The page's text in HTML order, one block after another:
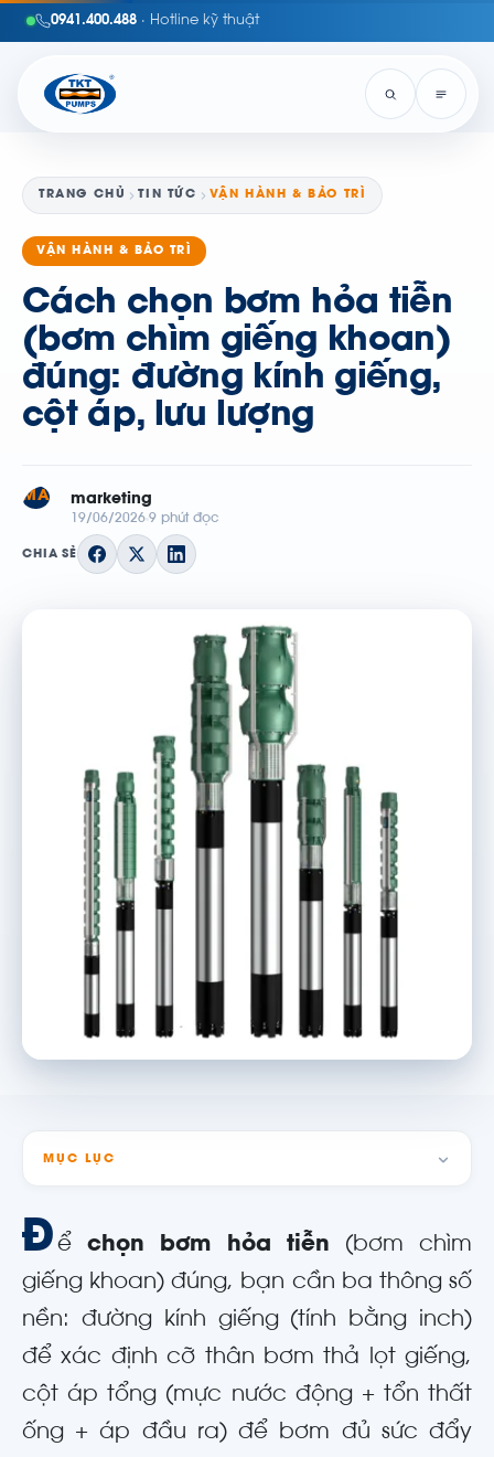
0941.400.488 · Hotline kỹ thuật
TRANG CHỦ TIN TỨC VẬN HÀNH & BẢO TRÌ
VẬN HÀNH & BẢO TRÌ
Cách chọn bơm hỏa tiễn
(bơm chìm giếng khoan)
đúng: đường kính giếng,
cột áp, lưu lượng
MA marketing
19/06/2026 9 phút đọc
CHIA SẺ
MỤC LỤC
Đ ểchọn bơm hỏa tiễn (bơm chìm
giếng khoan) đúng, bạn cần ba thông số
nền: đường kính giếng (tính bằng inch)
để xác định cỡ thân bơm thả lọt giếng,
cột áp tổng (mực nước động + tổn thất
ống + áp đầu ra) để bơm đủ sức đẩy